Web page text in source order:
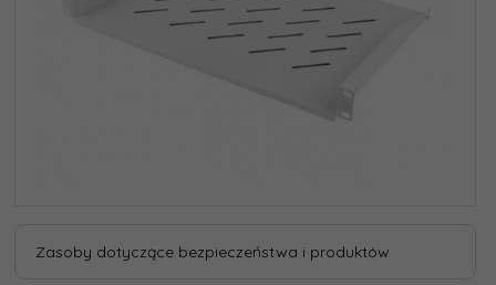
Zasoby dotyczące bezpieczeństwa i produktów